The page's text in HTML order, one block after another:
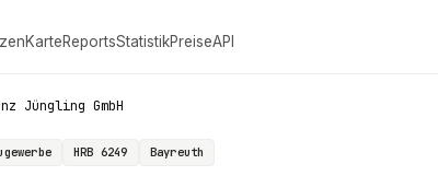
KarteReportsStatistikPreiseAPI
Jüngling GmbH
HRB 6249 Bayreuth